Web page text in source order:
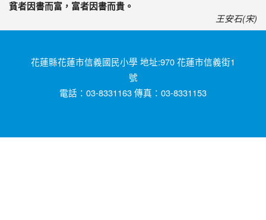
貧者因書而富，富者因書而貴。
王安石(宋)
花蓮縣花蓮市信義國民小學 地址:970 花蓮市信義街1
號
電話：03-8331163 傳真：03-8331153